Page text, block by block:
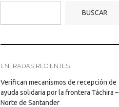
BUSCAR
ENTRADAS RECIENTES
Verifican mecanismos de recepción de
ayuda solidaria por la frontera Táchira –
Norte de Santander